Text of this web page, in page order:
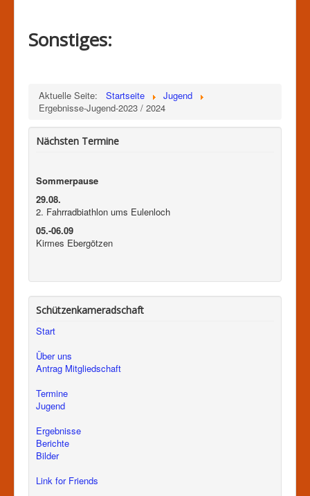
Sonstiges:
Aktuelle Seite: Startseite
Jugend
Ergebnisse-Jugend-2023 / 2024
Nächsten Termine
Sommerpause
29.08.
2. Fahrradbiathlon ums Eulenloch
05.-06.09
Kirmes Ebergötzen
Schützenkameradschaft
Start
Über uns
Antrag Mitgliedschaft
Termine
Jugend
Ergebnisse
Berichte
Bilder
Link for Friends